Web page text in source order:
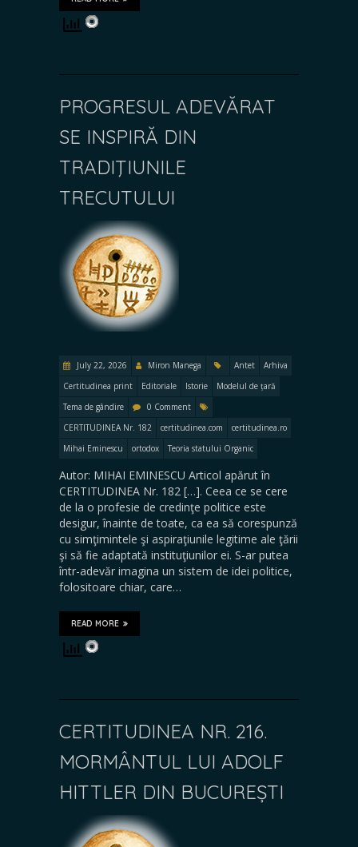
PROGRESUL ADEVĂRAT
SE INSPIRĂ DIN
TRADIŢIUNILE
TRECUTULUI
July 22, 2026 Miron Manega Antet
Arhiva
Certitudinea print
Editoriale Istorie
Modelul de țară
Tema de gândire
0 Comment
CERTITUDINEA Nr. 182
certitudinea.com
certitudinea.ro
Mihai Eminescu
ortodox Teoria statului Organic
Autor: MIHAI EMINESCU Articol apărut în
CERTITUDINEA Nr. 182 […]. Ceea ce se cere
de la o profesie de credinţe politice este
desigur, înainte de toate, ca ea să corespunză
cu simţimintele şi aspiraţiunile legitime ale ţării
şi să fie adaptată instituţiunilor ei. S-ar putea
într-adevăr imagina un sistem de idei politice,
folositoare chiar, care…
READ MORE
CERTITUDINEA NR. 216.
MORMÂNTUL LUI ADOLF
HITTLER DIN BUCUREȘTI